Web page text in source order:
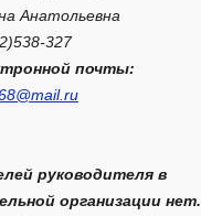
Анатольевна
327
почты:
руководителя в
организации нет.